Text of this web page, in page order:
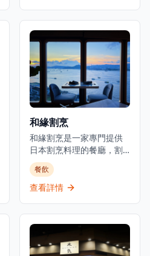
都展現最佳的風味和品
質。位於元朗舊木綿校服
位置，這間餐廳提供正宗
的日式用餐體驗，晚市主
打刺身、串燒等，亦有廚
師發辦，全部都用了時令
魚料及食材。餐廳環境溫
與朋友共聚，享受傳統日
式料理的魅力。餐廳以在
元朗區提供高性價比的日
本料理而聞名，無論是想
要品嚐新鮮刺身還是享受
炭火串燒的獨特風味，鳥
和緣割烹
和緣割烹是一家專門提供
日本割烹料理的餐廳，割
烹是日本最精緻和最悠久
的烹飪傳統之一。餐廳使
用優質的日本食材，隨著
驗。餐廳位於上環新建的
干諾中心29樓，可從私密
的用餐環境中欣賞維多利
餐飲
查看詳情